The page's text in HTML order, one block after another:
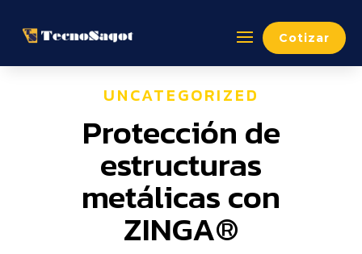
Cotizar
UNCATEGORIZED
Protección de
estructuras
metálicas con
ZINGA®